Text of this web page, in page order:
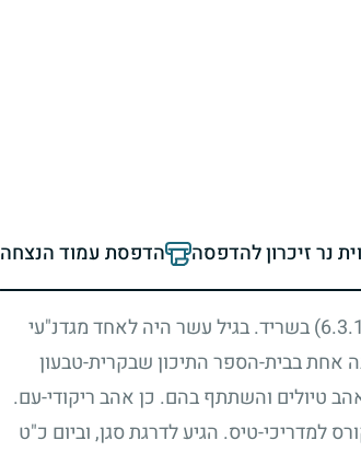
נר זיכרון להדפסה הדפסת עמוד הנצחה
בשריד. בגיל עשר היה לאחד מגדנ"עי
אחת בבית-הספר התיכון שבקרית-טבעון
טיולים והשתתף בהם. כן אהב ריקודי-עם.
למדריכי-טיס. הגיע לדרגת סגן, וביום כ"ט